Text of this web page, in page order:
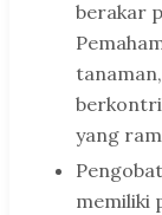
berakar
yang
memiliki